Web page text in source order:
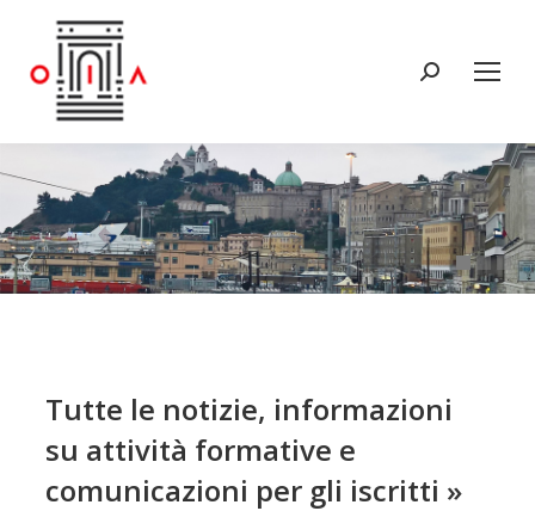
Tutte le notizie, informazioni
su attività formative e
comunicazioni per gli iscritti »